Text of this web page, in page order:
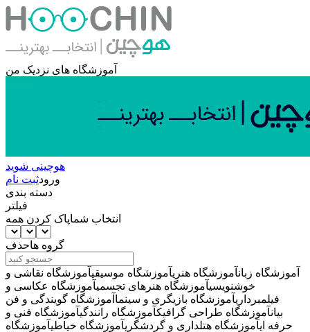
آموزشگاه های نزدیک من
هوچینی شوید
ورودثبت نام
دسته بندی
فیلتر
انتخاب شماپاک کردن همه
گروه هاحذف
آموزشگاه زبانآموزشگاه هنریآموزشگاه موسیقیآموزشگاه نقاشی و
خوشنویسیآموزشگاه هنرهای تجسمیآموزشگاه عکاسی و
فیلمبرداریآموزشگاه بازیگری و سینما آموزشگاه گویندگی و فن
بیانآموزشگاه طراحی گرافیکآموزشگاه رانندگیآموزشگاه فنی و
حرفه ایآموزشگاه هتلداری و گردشگریآموزشگاه خیاطیآموزشگاه